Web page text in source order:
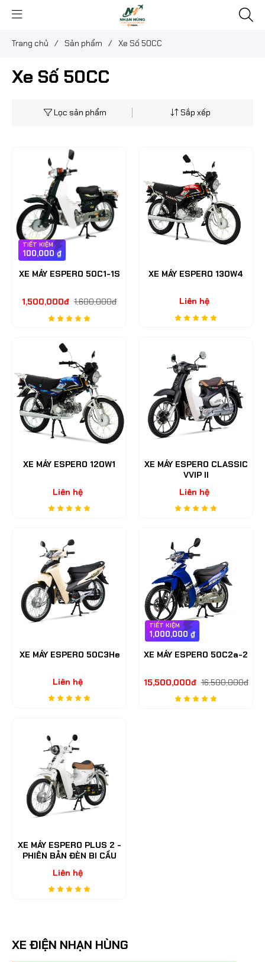
Trang chủ / Sản phẩm / Xe Số 50CC
Xe Số 50CC
Lọc sản phẩm Sắp xếp
TIẾT KIỆM
100,000 ₫
XE MÁY ESPERO 50C1-1S
1,500,000đ 1,600,000đ
XE MÁY ESPERO 130W4
Liên hệ
XE MÁY ESPERO 120W1
Liên hệ
XE MÁY ESPERO CLASSIC
VVIP II
Liên hệ
XE MÁY ESPERO 50C3He
Liên hệ
TIẾT KIỆM
1,000,000 ₫
XE MÁY ESPERO 50C2a-2
15,500,000đ 16,500,000đ
XE MÁY ESPERO PLUS 2 -
PHIÊN BẢN ĐÈN BI CẦU
Liên hệ
XE ĐIỆN NHẠN HÙNG